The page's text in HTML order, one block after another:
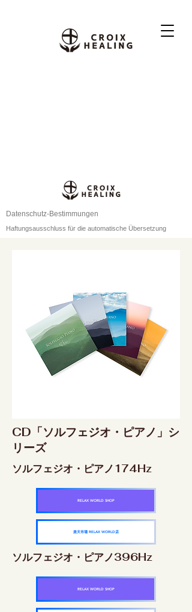
Datenschutz-Bestimmungen
Haftungsausschluss für die automatische Übersetzung
CD「ソルフェジオ・ピアノ」シ
リーズ
ソルフェジオ・ピアノ174Hz
RELAX WORLD SHOP
楽天市場 RELAX WORLD店
ソルフェジオ・ピアノ396Hz
RELAX WORLD SHOP